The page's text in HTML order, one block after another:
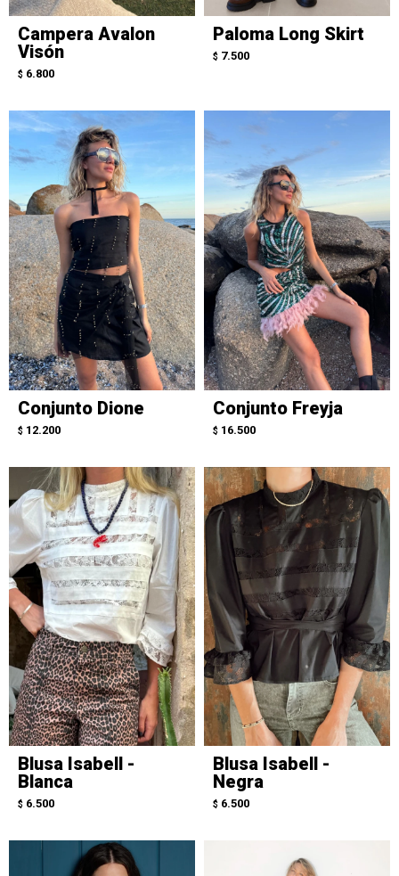
Campera Avalon
Visón
$ 6.800
Paloma Long Skirt
$ 7.500
Conjunto Dione
$ 12.200
Conjunto Freyja
$ 16.500
Blusa Isabell -
Blanca
$ 6.500
Blusa Isabell -
Negra
$ 6.500